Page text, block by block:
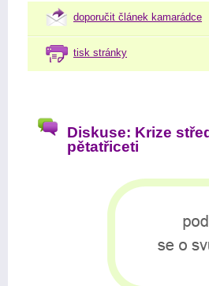
doporučit článek kamarádce
tisk stránky
Diskuse: Krize
pětatřiceti